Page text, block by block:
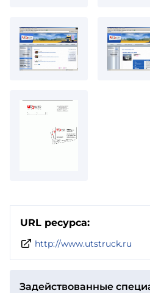
URL ресурса:
http://www.utstruck.ru
Задействованные